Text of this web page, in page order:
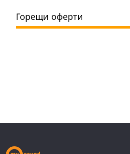
Горещи оферти